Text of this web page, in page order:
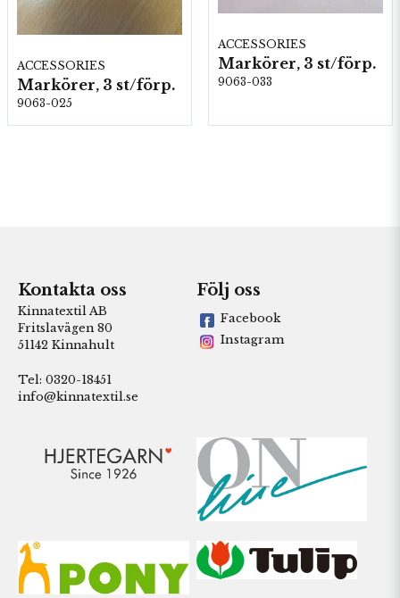
ACCESSORIES
Markörer, 3 st/förp.
9063-025
ACCESSORIES
Markörer, 3 st/förp.
9063-033
Kontakta oss
Kinnatextil AB
Fritslavägen 80
51142 Kinnahult
Tel: 0320-18451
info@kinnatextil.se
Följ oss
Facebook
Instagram